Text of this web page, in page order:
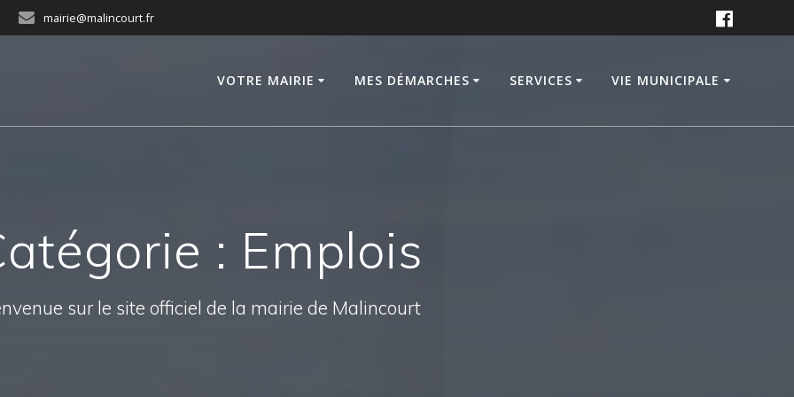
mairie@malincourt.fr
VOTRE MAIRIE MES DÉMARCHES SERVICES VIE MUNICIPALE
: Emplois
sur le site officiel de la mairie de Malincourt